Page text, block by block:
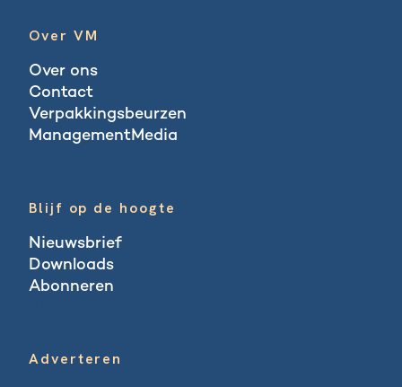
Over VM
Over ons
Contact
Verpakkingsbeurzen
ManagementMedia
Blijf op de hoogte
Nieuwsbrief
Downloads
Abonneren
Adverteren